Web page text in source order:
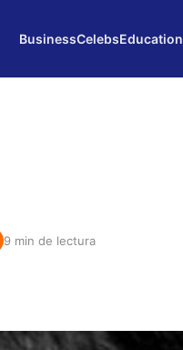
BusinessCelebsEducation
9 min de lectura